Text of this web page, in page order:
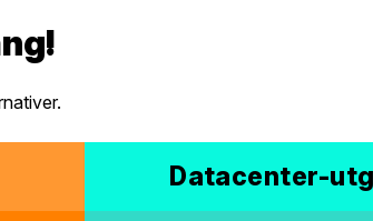
Datacenter-